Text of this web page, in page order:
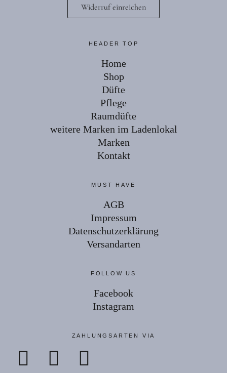
Widerruf einreichen
HEADER TOP
Home
Shop
Düfte
Pflege
Raumdüfte
weitere Marken im Ladenlokal
Marken
Kontakt
MUST HAVE
AGB
Impressum
Datenschutzerklärung
Versandarten
FOLLOW US
Facebook
Instagram
ZAHLUNGSARTEN VIA